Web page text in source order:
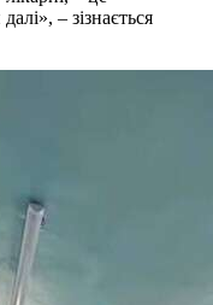
– зізнається